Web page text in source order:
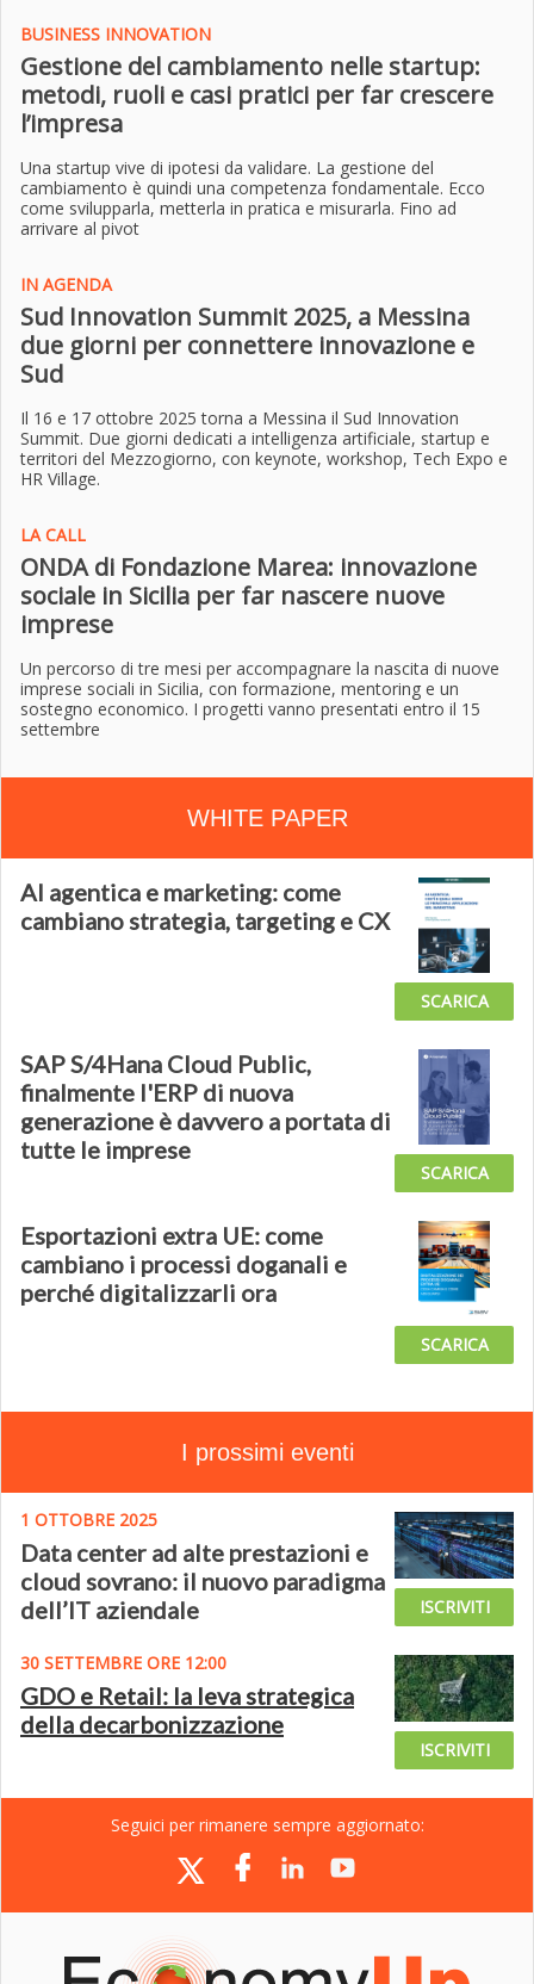
BUSINESS INNOVATION
Gestione del cambiamento nelle startup:
metodi, ruoli e casi pratici per far crescere
l’impresa
Una startup vive di ipotesi da validare. La gestione del
cambiamento è quindi una competenza fondamentale. Ecco
come svilupparla, metterla in pratica e misurarla. Fino ad
arrivare al pivot
IN AGENDA
Sud Innovation Summit 2025, a Messina
due giorni per connettere innovazione e
Sud
Il 16 e 17 ottobre 2025 torna a Messina il Sud Innovation
Summit. Due giorni dedicati a intelligenza artificiale, startup e
territori del Mezzogiorno, con keynote, workshop, Tech Expo e
HR Village.
LA CALL
ONDA di Fondazione Marea: innovazione
sociale in Sicilia per far nascere nuove
imprese
Un percorso di tre mesi per accompagnare la nascita di nuove
imprese sociali in Sicilia, con formazione, mentoring e un
sostegno economico. I progetti vanno presentati entro il 15
settembre
WHITE PAPER
AI agentica e marketing: come
cambiano strategia, targeting e CX
SCARICA
SAP S/4Hana Cloud Public,
finalmente l'ERP di nuova
generazione è davvero a portata di
tutte le imprese
SCARICA
Esportazioni extra UE: come
cambiano i processi doganali e
perché digitalizzarli ora
SCARICA
I prossimi eventi
1 OTTOBRE 2025
Data center ad alte prestazioni e
cloud sovrano: il nuovo paradigma
dell’IT aziendale
ISCRIVITI
30 SETTEMBRE ORE 12:00
GDO e Retail: la leva strategica
della decarbonizzazione
ISCRIVITI
Seguici per rimanere sempre aggiornato: